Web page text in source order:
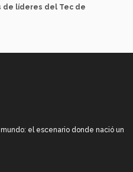
de líderes del Tec de
el escenario donde nació un